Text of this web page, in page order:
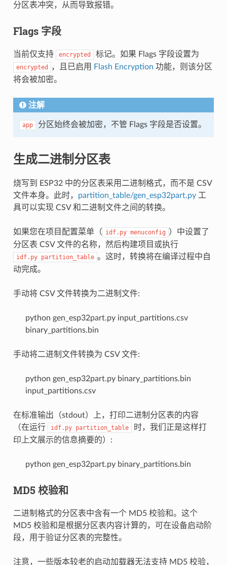
分区表冲突，从而导致报错。
Flags 字段
当前仅支持 encrypted 标记。如果 Flags 字段设置为
encrypted ，且已启用 Flash Encryption 功能，则该分区
将会被加密。
注解
app 分区始终会被加密，不管 Flags 字段是否设置。
生成二进制分区表
烧写到 ESP32 中的分区表采用二进制格式，而不是 CSV
文件本身。此时， partition_table/gen_esp32part.py工
具可以实现 CSV 和二进制文件之间的转换。
如果您在项目配置菜单（ idf.py menuconfig
）中设置了
分区表 CSV 文件的名称，然后构建项目或执行
idf.py partition_table 。这时，转换将在编译过程中自
动完成。
手动将 CSV 文件转换为二进制文件:
python gen_esp32part.py input_partitions.csv
binary_partitions.bin
手动将二进制文件转换为 CSV 文件:
python gen_esp32part.py binary_partitions.bin
input_partitions.csv
在标准输出（stdout）上，打印二进制分区表的内容
（在运行
idf.py partition_table
时，我们正是这样打
印上文展示的信息摘要的）:
python gen_esp32part.py binary_partitions.bin
MD5 校验和
二进制格式的分区表中含有一个 MD5 校验和。这个
MD5 校验和是根据分区表内容计算的，可在设备启动阶
段，用于验证分区表的完整性。
注意，一些版本较老的启动加载器无法支持 MD5 校验，